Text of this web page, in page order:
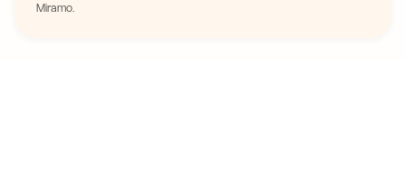
Miramo.